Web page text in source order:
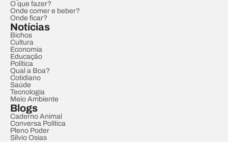
O que fazer?
Onde comer e beber?
Onde ficar?
Notícias
Bichos
Cultura
Economia
Educação
Política
Qual a Boa?
Cotidiano
Saúde
Tecnologia
Meio Ambiente
Blogs
Caderno Animal
Conversa Política
Pleno Poder
Sílvio Osias